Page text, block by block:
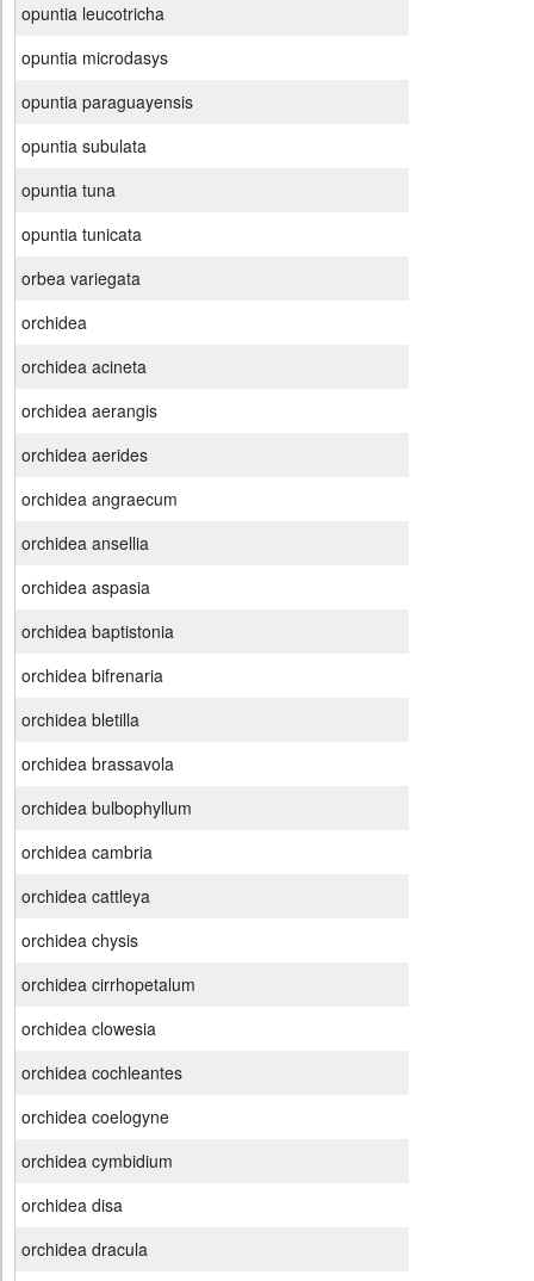
opuntia leucotricha
opuntia microdasys
opuntia paraguayensis
opuntia subulata
opuntia tuna
opuntia tunicata
orbea variegata
orchidea
orchidea acineta
orchidea aerangis
orchidea aerides
orchidea angraecum
orchidea ansellia
orchidea aspasia
orchidea baptistonia
orchidea bifrenaria
orchidea bletilla
orchidea brassavola
orchidea bulbophyllum
orchidea cambria
orchidea cattleya
orchidea chysis
orchidea cirrhopetalum
orchidea clowesia
orchidea cochleantes
orchidea coelogyne
orchidea cymbidium
orchidea disa
orchidea dracula